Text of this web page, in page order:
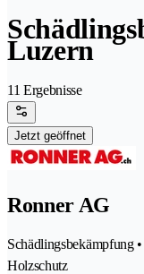
Luzern
11 Ergebnisse
Jetzt geöffnet
Ronner AG
Schädlingsbekämpfung
Holzschutz